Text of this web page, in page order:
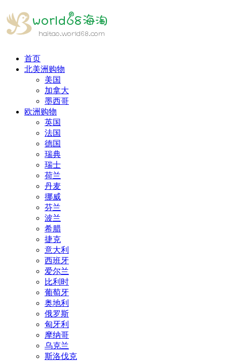
首页
北美洲购物
美国
加拿大
墨西哥
欧洲购物
英国
法国
德国
瑞典
瑞士
荷兰
丹麦
挪威
芬兰
波兰
希腊
捷克
意大利
西班牙
爱尔兰
比利时
葡萄牙
奥地利
俄罗斯
匈牙利
摩纳哥
乌克兰
斯洛伐克